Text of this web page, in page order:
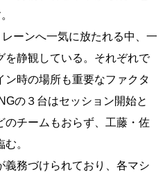
ーンへ一気に放たれる中、一
を静観している。それぞれで
時の場所も重要なファクタ
の３台はセッション開始と
のチームもおらず、工藤・佐
。
務づけられており、各マシ